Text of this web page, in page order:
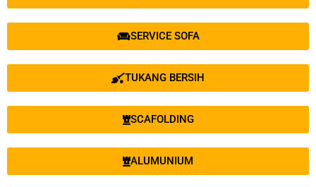
SERVICE SOFA
TUKANG BERSIH
SCAFOLDING
ALUMUNIUM